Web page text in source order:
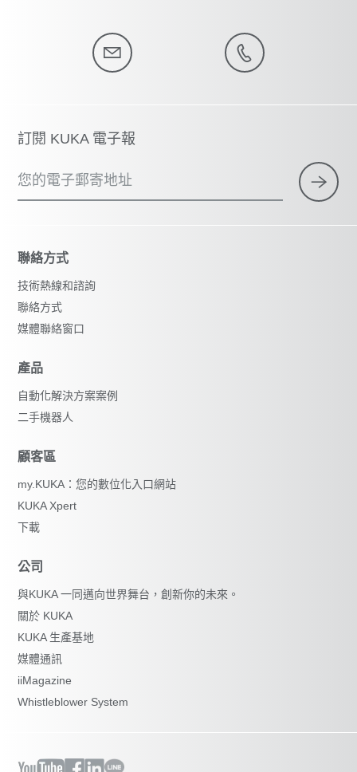
訂閱 KUKA 電子報
您的電子郵寄地址
聯絡方式
技術熱線和諮詢
聯絡方式
媒體聯絡窗口
產品
自動化解決方案案例
二手機器人
顧客區
my.KUKA：您的數位化入口網站
KUKA Xpert
下載
公司
與KUKA 一同邁向世界舞台，創新你的未來。
關於 KUKA
KUKA 生產基地
媒體通訊
iiMagazine
Whistleblower System